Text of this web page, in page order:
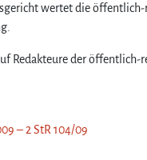
wertet die
Redakteure der
– 2 StR 104/09